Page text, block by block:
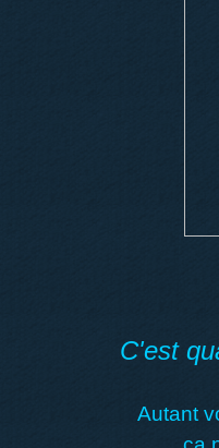
C'est
Autant